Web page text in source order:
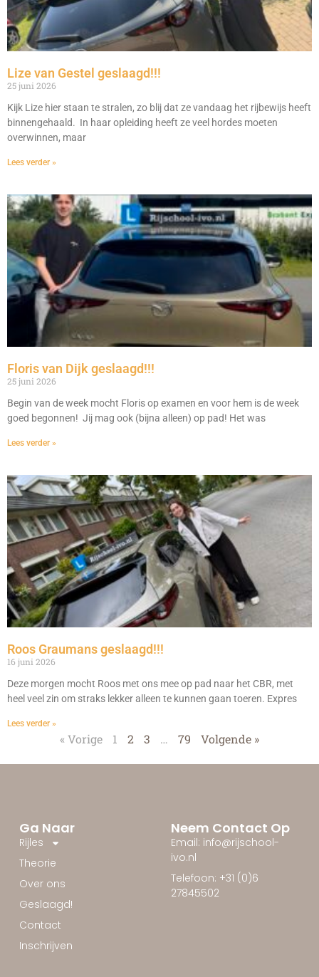
Lize van Gestel geslaagd!!!
25 juni 2026
Kijk Lize hier staan te stralen, zo blij dat ze vandaag het rijbewijs heeft
binnengehaald. In haar opleiding heeft ze veel hordes moeten
overwinnen, maar
Lees verder »
Floris van Dijk geslaagd!!!
25 juni 2026
Begin van de week mocht Floris op examen en voor hem is de week
goed begonnen! Jij mag ook (bijna alleen) op pad! Het was
Lees verder »
Roos Graumans geslaagd!!!
16 juni 2026
Deze morgen mocht Roos met ons mee op pad naar het CBR, met
heel veel zin om straks lekker alleen te kunnen gaan toeren. Expres
Lees verder »
« Vorige 1 2 3 … 79 Volgende »
Ga Naar
Rijles
Theorie
Over ons
Geslaagd!
Contact
Inschrijven
Neem Contact Op
Email: info@rijschool-
ivo.nl
Telefoon: +31 (0)6
27845502